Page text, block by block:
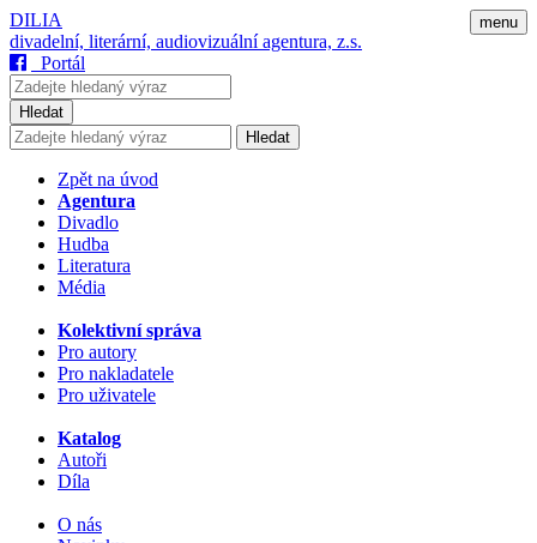
menu
DILIA
divadelní, literární, audiovizuální agentura, z.s.
Portál
Hledat
Hledat
Zpět na úvod
Agentura
Divadlo
Hudba
Literatura
Média
Kolektivní správa
Pro autory
Pro nakladatele
Pro uživatele
Katalog
Autoři
Díla
O nás